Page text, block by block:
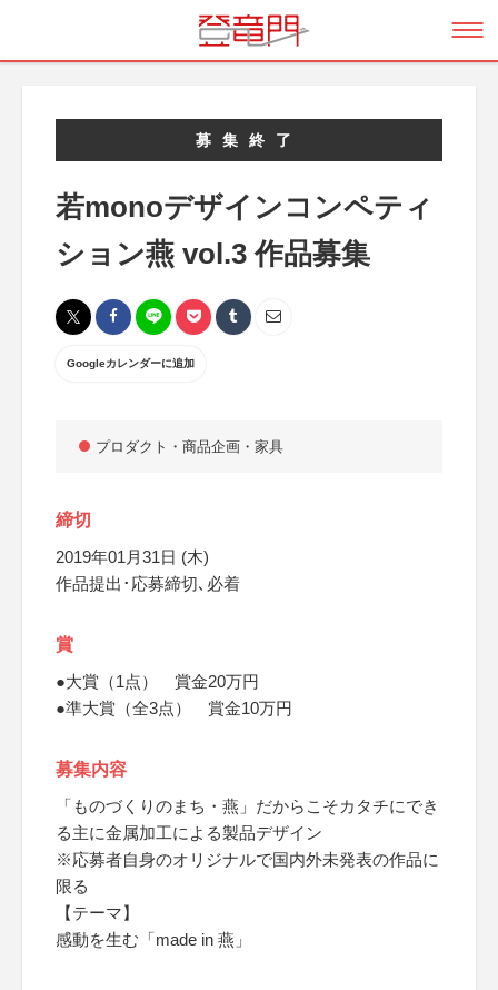
募集終了
若monoデザインコンペティ
ション燕 vol.3 作品募集
Googleカレンダーに追加
プロダクト・商品企画・家具
締切
2019年01月31日 (木)
作品提出･応募締切､必着
賞
●大賞（1点） 賞金20万円
●準大賞（全3点） 賞金10万円
募集内容
「ものづくりのまち・燕」だからこそカタチにでき
る主に金属加工による製品デザイン
※応募者自身のオリジナルで国内外未発表の作品に
限る
【テーマ】
感動を生む「made in 燕」